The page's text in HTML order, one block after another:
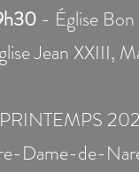
- Église Bon
Jean XXIII,
PRINTEMPS
Dame-de-